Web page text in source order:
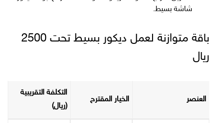
شاشة بسيط.
باقة متوازنة لعمل ديكور بسيط تحت 2500
ريال
العنصر الخيار المقترح
التكلفة التقريبية
(ريال)